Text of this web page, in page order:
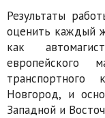
Результаты
оценить каждый
как
европейского
Новгород, и
Западной и